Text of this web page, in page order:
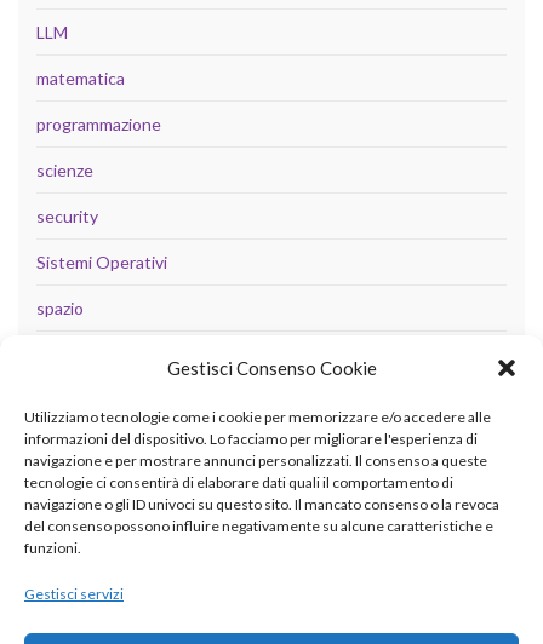
Gestisci Consenso Cookie
Utilizziamo tecnologie come i cookie per memorizzare e/o accedere alle
informazioni del dispositivo. Lo facciamo per migliorare l'esperienza di
navigazione e per mostrare annunci personalizzati. Il consenso a queste
tecnologie ci consentirà di elaborare dati quali il comportamento di
navigazione o gli ID univoci su questo sito. Il mancato consenso o la revoca
del consenso possono influire negativamente su alcune caratteristiche e
funzioni.
Gestisci servizi
LLM
matematica
programmazione
scienze
security
Sistemi Operativi
spazio
META
Accedi
Feed dei contenuti
Feed dei commenti